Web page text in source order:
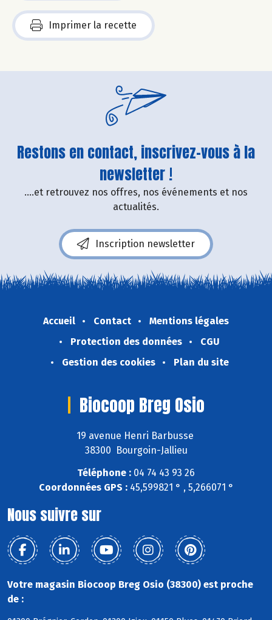
Imprimer la recette
Restons en contact, inscrivez-vous à la
newsletter !
....et retrouvez nos offres, nos événements et nos
actualités.
Inscription newsletter
Accueil Contact
Mentions légales
Protection des données
CGU
Gestion des cookies
Plan du site
Biocoop Breg Osio
19 avenue Henri Barbusse
38300 Bourgoin-Jallieu
Téléphone : 04 74 43 93 26
Coordonnées GPS :45,599821 ° , 5,266071 °
Nous suivre sur
Votre magasin Biocoop Breg Osio (38300) est proche
de :